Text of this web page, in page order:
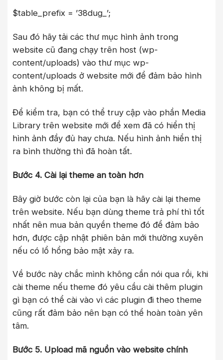
$table_prefix = ’38dug_’;
Sau đó hãy tải các thư mục hình ảnh trong
website cũ đang chạy trên host (wp-
content/uploads) vào thư mục wp-
content/uploads ở website mới để đảm bảo hình
ảnh không bị mất.
Để kiểm tra, bạn có thể truy cập vào phần Media
Library trên website mới để xem đã có hiển thị
hình ảnh đầy đủ hay chưa. Nếu hình ảnh hiển thị
ra bình thường thì đã hoàn tất.
Bước 4. Cài lại theme an toàn hơn
Bây giờ bước còn lại của bạn là hãy cài lại theme
trên website. Nếu bạn dùng theme trả phí thì tốt
nhất nên mua bản quyền theme đó để đảm bảo
hơn, được cập nhật phiên bản mới thường xuyên
nếu có lổ hổng bảo mật xảy ra.
Về bước này chắc mình không cần nói qua rồi, khi
cài theme nếu theme đó yêu cầu cài thêm plugin
gì bạn có thể cài vào vì các plugin đi theo theme
cũng rất đảm bảo nên bạn có thể hoàn toàn yên
tâm.
Bước 5. Upload mã nguồn vào website chính